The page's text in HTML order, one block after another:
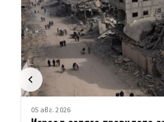
05 авг. 2026
Израел затяга правилата